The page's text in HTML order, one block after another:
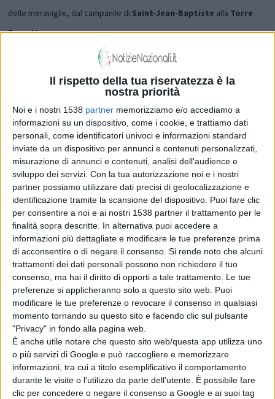
Il rispetto della tua riservatezza è la
nostra priorità
Noi e i nostri 1538 partner memorizziamo e/o accediamo a
informazioni su un dispositivo, come i cookie, e trattiamo dati
personali, come identificatori univoci e informazioni standard
inviate da un dispositivo per annunci e contenuti personalizzati,
misurazione di annunci e contenuti, analisi dell'audience e
sviluppo dei servizi. Con la tua autorizzazione noi e i nostri
partner possiamo utilizzare dati precisi di geolocalizzazione e
identificazione tramite la scansione del dispositivo. Puoi fare clic
per consentire a noi e ai nostri 1538 partner il trattamento per le
finalità sopra descritte. In alternativa puoi accedere a
informazioni più dettagliate e modificare le tue preferenze prima
di acconsentire o di negare il consenso. Si rende noto che alcuni
trattamenti dei dati personali possono non richiedere il tuo
consenso, ma hai il diritto di opporti a tale trattamento. Le tue
preferenze si applicheranno solo a questo sito web. Puoi
modificare le tue preferenze o revocare il consenso in qualsiasi
momento tornando su questo sito e facendo clic sul pulsante
"Privacy" in fondo alla pagina web.
È anche utile notare che questo sito web/questa app utilizza uno
o più servizi di Google e può raccogliere e memorizzare
informazioni, tra cui a titolo esemplificativo il comportamento
durante le visite o l’utilizzo da parte dell’utente. È possibile fare
clic per concedere o negare il consenso a Google e ai suoi tag
delle meraviglie, dal campanile di Saint-Jean-Baptiste alla Torre
Perret?
ha suonato solo alla fine con i suoi titanici
rintocchi. La gara era iniziata con un allegro più degno di
protagoniste due glorie di casa:Nicolas Edet(Cofidis) ePierre Luc
( Bretagne
). Ullallà, dopo solo dodici chilometri Perichon è
seulin testa alla corsa, con 2’35”di vantaggio sulgroupe, e da buon
sciacallo-champagne, si giova di una serie di cadute di alcuni suoi
avversari per portasi a3’. Alcuni minuti più tardi, però, il suo
vantaggio torna ad assottigliarsi a2’30’’, e poi a1’21’’.
A97 kmdalla fineadieuPerichon: si rifanno viviTony Martine Mark
Cavendishcon laEtixxe tutta la carovana dei big,Nibali( Astana
Contador,Sagan(Tinkoff),Froome(Sky), Quintana ,Valverde
Movistar), Van Garderen(Bmc ),Gallopin(Lotto-Soudal),
Rodriguez,Kristoff(Katusha ),Greipel
Degenkolb(Giant). Ė questo plotone a guidare l’orda che risucchia e
rimpiazza il povero Perichon: e il comando lo terrà fino alla fine,
avvantaggiandosi anche di una spaventosa caduta nelle retrovie che,